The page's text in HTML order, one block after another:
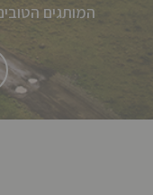
המותגים